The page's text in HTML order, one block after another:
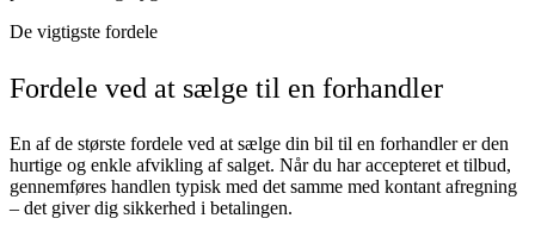
De vigtigste fordele
Fordele ved at sælge til en forhandler
En af de største fordele ved at sælge din bil til en forhandler er den
hurtige og enkle afvikling af salget. Når du har accepteret et tilbud,
gennemføres handlen typisk med det samme med kontant afregning
– det giver dig sikkerhed i betalingen.